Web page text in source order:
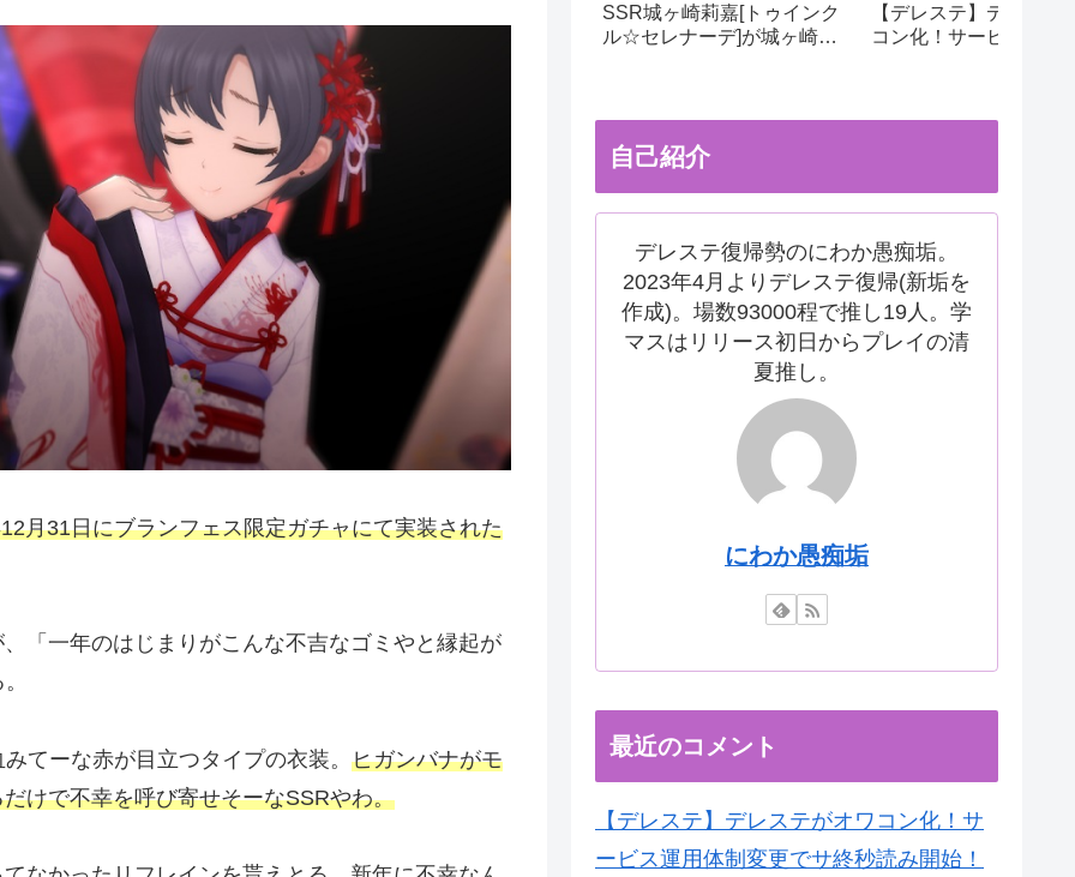
月31日にブランフェス限定ガチャにて実装された
「一年のはじまりがこんな不吉なゴミやと縁起が
てーな赤が目立つタイプの衣装。 ヒガンバナがモ
けで不幸を呼び寄せそーなSSRやわ。
SSR城ヶ崎莉嘉[トゥインク
ル☆セレナーデ]が城ヶ崎姉
【デレステ】デレステ
コン化！サービス運用
自己紹介
デレステ復帰勢のにわか愚痴垢。
2023年4月よりデレステ復帰(新垢を
作成)。場数93000程で推し19人。学
マスはリリース初日からプレイの清
夏推し。
にわか愚痴垢
最近のコメント
【デレステ】デレステがオワコン化！サ
ービス運用体制変更でサ終秒読み開始！